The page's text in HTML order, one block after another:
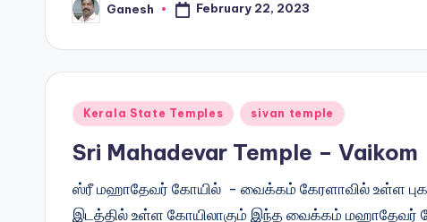
Posted
by
Ganesh February 22, 2023
Posted
Kerala State Temples sivan temple
Sri Mahadevar Temple – Vaikom
ஸ்ரீ மஹாதேவர் கோயில் - வைக்கம் கேரளாவில் உள்ள
இடத்தில் உள்ள கோயிலாகும் இந்த வைக்கம் மஹாதேவர்